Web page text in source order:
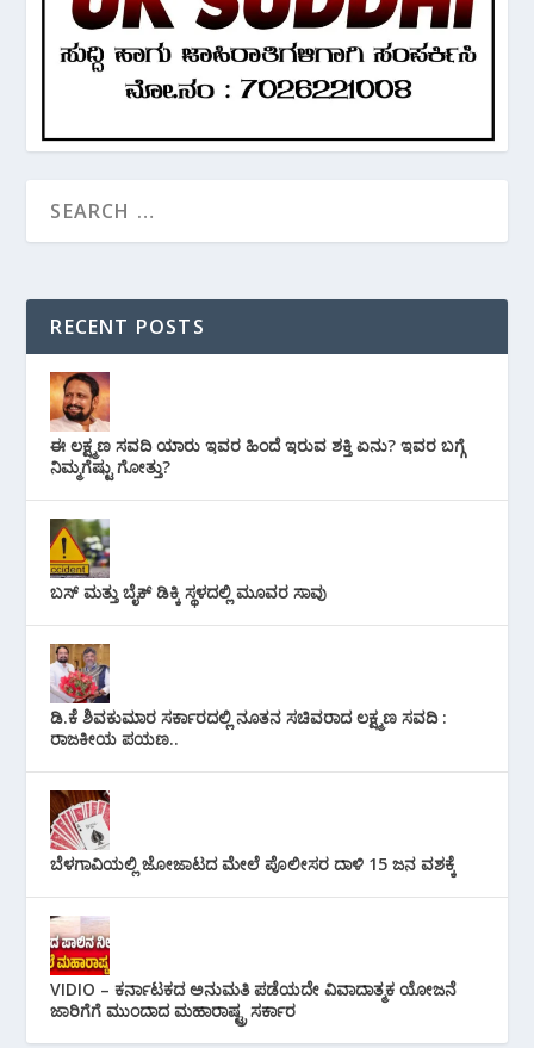
RECENT POSTS
ಈ ಲಕ್ಷ್ಮಣ ಸವದಿ ಯಾರು ಇವರ ಹಿಂದೆ ಇರುವ ಶಕ್ತಿ ಏನು? ಇವರ ಬಗ್ಗೆ
ನಿಮ್ಮಗೆಷ್ಟು ಗೋತ್ತು?
ಬಸ್ ಮತ್ತು ಬೈಕ್ ಡಿಕ್ಕಿ ಸ್ಥಳದಲ್ಲಿ ಮೂವರ ಸಾವು
ಡಿ.ಕೆ ಶಿವಕುಮಾರ ಸರ್ಕಾರದಲ್ಲಿ ನೂತನ ಸಚಿವರಾದ ಲಕ್ಷ್ಮಣ ಸವದಿ :
ರಾಜಕೀಯ ಪಯಣ..
ಬೆಳಗಾವಿಯಲ್ಲಿ ಜೋಜಾಟದ ಮೇಲೆ ಪೊಲೀಸರ ದಾಳಿ 15 ಜನ ವಶಕ್ಕೆ
VIDIO – ಕರ್ನಾಟಕದ ಅನುಮತಿ ಪಡೆಯದೇ ವಿವಾದಾತ್ಮಕ ಯೋಜನೆ
ಜಾರಿಗೆಗೆ ಮುಂದಾದ ಮಹಾರಾಷ್ಟ್ರ ಸರ್ಕಾರ